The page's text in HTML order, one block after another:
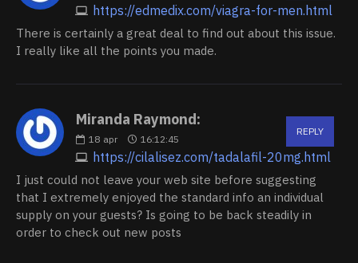
https://edmedix.com/viagra-for-men.html
There is certainly a great deal to find out about this issue.
I really like all the points you made.
Miranda Raymond:
18 apr 16:12:45
https://cilalisez.com/tadalafil-20mg.html
REPLY
I just could not leave your web site before suggesting
that I extremely enjoyed the standard info an individual
supply on your guests? Is going to be back steadily in
order to check out new posts